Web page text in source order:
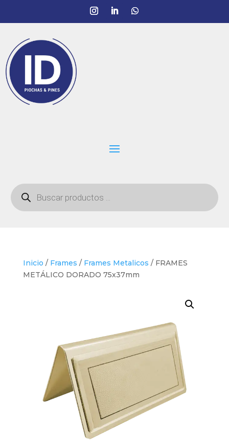
Búsqueda
de
productos
Inicio / Frames / Frames Metalicos / FRAMES
METÁLICO DORADO 75x37mm